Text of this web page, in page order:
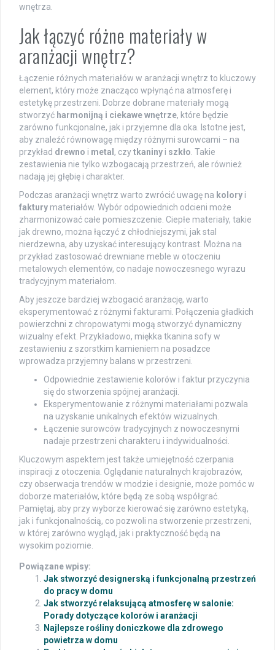
wnętrza.
Jak łączyć różne materiały w
aranżacji wnętrz?
Łączenie różnych materiałów w aranżacji wnętrz to kluczowy
element, który może znacząco wpłynąć na atmosferę i
estetykę przestrzeni. Dobrze dobrane materiały mogą
stworzyć harmonijną i ciekawe wnętrze, które będzie
zarówno funkcjonalne, jak i przyjemne dla oka. Istotne jest,
aby znaleźć równowagę między różnymi surowcami – na
przykład drewno i metal , czytkaniny i szkło . Takie
zestawienia nie tylko wzbogacają przestrzeń, ale również
nadają jej głębię i charakter.
Podczas aranżacji wnętrz warto zwrócić uwagę na kolory i
faktury materiałów. Wybór odpowiednich odcieni może
zharmonizować całe pomieszczenie. Ciepłe materiały, takie
jak drewno, można łączyć z chłodniejszymi, jak stal
nierdzewna, aby uzyskać interesujący kontrast. Można na
przykład zastosować drewniane meble w otoczeniu
metalowych elementów, co nadaje nowoczesnego wyrazu
tradycyjnym materiałom.
Aby jeszcze bardziej wzbogacić aranżację, warto
eksperymentować z różnymi fakturami. Połączenia gładkich
powierzchni z chropowatymi mogą stworzyć dynamiczny
wizualny efekt. Przykładowo, miękka tkanina sofy w
zestawieniu z szorstkim kamieniem na posadzce
wprowadza przyjemny balans w przestrzeni.
Odpowiednie zestawienie kolorów i faktur przyczynia
się do stworzenia spójnej aranżacji.
Eksperymentowanie z różnymi materiałami pozwala
na uzyskanie unikalnych efektów wizualnych.
Łączenie surowców tradycyjnych z nowoczesnymi
nadaje przestrzeni charakteru i indywidualności.
Kluczowym aspektem jest także umiejętność czerpania
inspiracji z otoczenia. Oglądanie naturalnych krajobrazów,
czy obserwacja trendów w modzie i designie, może pomóc w
doborze materiałów, które będą ze sobą współgrać.
Pamiętaj, aby przy wyborze kierować się zarówno estetyką,
jak i funkcjonalnością, co pozwoli na stworzenie przestrzeni,
w której zarówno wygląd, jak i praktyczność będą na
wysokim poziomie.
Powiązane wpisy:
Jak stworzyć designerską i funkcjonalną przestrzeń
do pracy w domu
Jak stworzyć relaksującą atmosferę w salonie:
Porady dotyczące kolorów i aranżacji
Najlepsze rośliny doniczkowe dla zdrowego
powietrza w domu